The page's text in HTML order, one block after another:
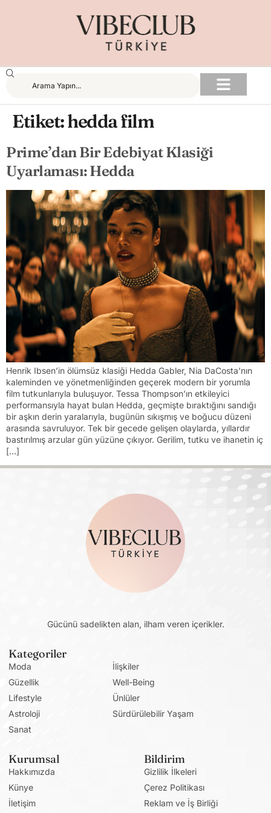
Etiket:hedda film
Prime’dan Bir Edebiyat Klasiği
Uyarlaması: Hedda
Henrik Ibsen’in ölümsüz klasiği Hedda Gabler, Nia DaCosta’nın
kaleminden ve yönetmenliğinden geçerek modern bir yorumla
film tutkunlarıyla buluşuyor. Tessa Thompson’ın etkileyici
performansıyla hayat bulan Hedda, geçmişte bıraktığını sandığı
bir aşkın derin yaralarıyla, bugünün sıkışmış ve boğucu düzeni
arasında savruluyor. Tek bir gecede gelişen olaylarda, yıllardır
bastırılmış arzular gün yüzüne çıkıyor. Gerilim, tutku ve ihanetin iç
[…]
Gücünü sadelikten alan, ilham veren içerikler.
Kategoriler
Moda
Güzellik
Lifestyle
Astroloji
Sanat
İlişkiler
Well-Being
Ünlüler
Sürdürülebilir Yaşam
Kurumsal
Hakkımızda
Künye
İletişim
Bildirim
Gizlilik İlkeleri
Çerez Politikası
Reklam ve İş Birliği